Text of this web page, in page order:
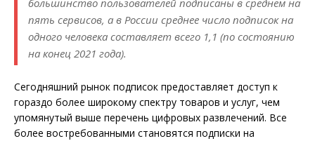
большинство пользователей подписаны в среднем на
пять сервисов, а в России среднее число подписок на
одного человека составляет всего 1,1 (по состоянию
на конец 2021 года).
Сегодняшний рынок подписок предоставляет доступ к
гораздо более широкому спектру товаров и услуг, чем
упомянутый выше перечень цифровых развлечений. Все
более востребованными становятся подписки на